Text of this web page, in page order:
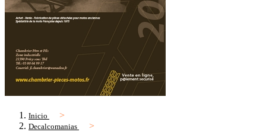
Inicio
Decalcomanias